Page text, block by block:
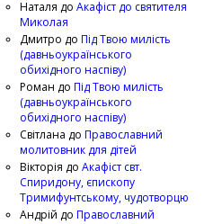
Наталя до Акафіст до святителя
Миколая
Дмитро до Під Твою милість
(давньоукраїнського
обихідного наспіву)
Роман до Під Твою милість
(давньоукраїнського
обихідного наспіву)
Світлана до Православний
молитовник для дітей
Вікторія до Акафіст свт.
Спиридону, єпископу
Тримифунтському, чудотворцю
Андрій до Православний